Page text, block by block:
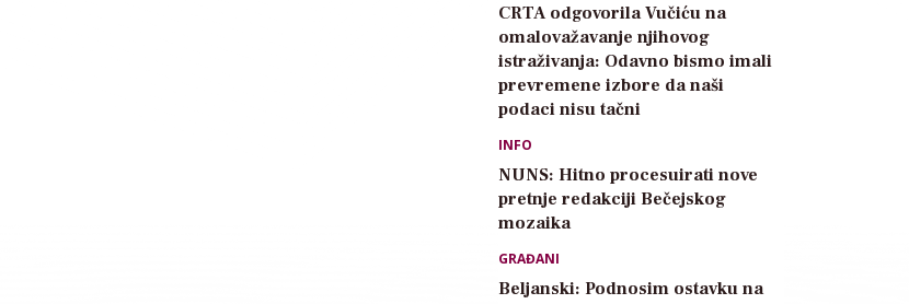
CRTA odgovorila Vučiću na
omalovažavanje njihovog
istraživanja: Odavno bismo imali
prevremene izbore da naši
podaci nisu tačni
INFO
NUNS: Hitno procesuirati nove
pretnje redakciji Bečejskog
mozaika
GRAĐANI
Beljanski: Podnosim ostavku na